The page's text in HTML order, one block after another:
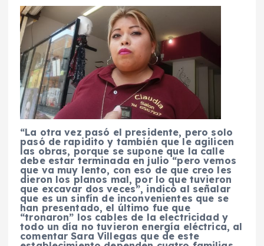
“La otra vez pasó el presidente, pero solo
pasó de rapidito y también que le agilicen
las obras, porque se supone que la calle
debe estar terminada en julio “pero vemos
que va muy lento, con eso de que creo les
dieron los planos mal, por lo que tuvieron
que excavar dos veces”, indicó al señalar
que es un sinfín de inconvenientes que se
han presentado, el último fue que
“tronaron” los cables de la electricidad y
todo un día no tuvieron energía eléctrica, al
comentar Sara Villegas que de este